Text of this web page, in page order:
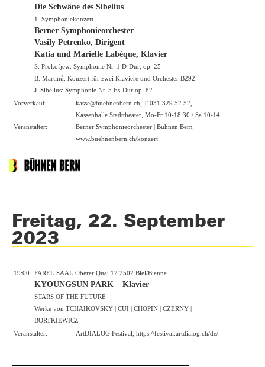
Die Schwäne des Sibelius
1. Symphoniekonzert
Berner Symphonieorchester
Vasily Petrenko, Dirigent
Katia und Marielle Labèque, Klavier
S. Prokofjew: Symphonie Nr. 1 D-Dur, op. 25
B. Martinů: Konzert für zwei Klaviere und Orchester B292
J. Sibelius: Symphonie Nr. 5 Es-Dur op. 82
Vorverkauf:
kasse@buehnenbern.ch, T 031 329 52 52,
Kassenhalle Stadttheater, Mo-Fr 10-18:30 / Sa 10-14
Veranstalter:
Berner Symphonieorchester | Bühnen Bern
www.buehnenbern.ch/konzert
Freitag, 22. September
2023
19:00 FAREL SAAL Oberer Quai 12 2502 Biel/Bienne
KYOUNGSUN PARK – Klavier
STARS OF THE FUTURE
Werke von TCHAIKOVSKY | CUI | CHOPIN | CZERNY |
BORTKIEWICZ
Veranstalter:
ArtDIALOG Festival, https://festival.artdialog.ch/de/